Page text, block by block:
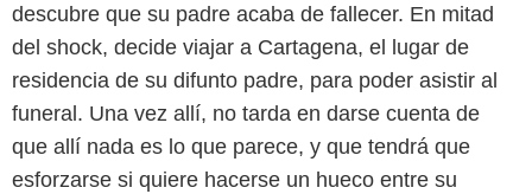
descubre que su padre acaba de fallecer. En mitad
del shock, decide viajar a Cartagena, el lugar de
residencia de su difunto padre, para poder asistir al
funeral. Una vez allí, no tarda en darse cuenta de
que allí nada es lo que parece, y que tendrá que
esforzarse si quiere hacerse un hueco entre su